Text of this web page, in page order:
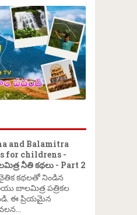
and Balamitra
for childrens -
నీతి కథలు - Part 2
కథలతో నిండిన
బాలమిత్ర పత్రికల
ఈ ప్రియమైన